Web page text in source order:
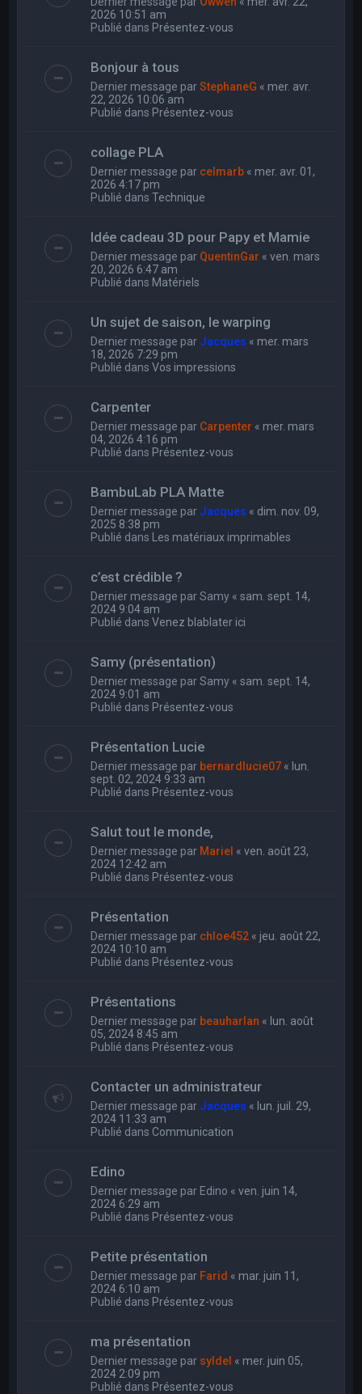
2026 10:51 am
Publié dans Présentez-vous
Bonjour à tous
Dernier message parStephaneG « mer. avr.
22, 2026 10:06 am
Publié dans Présentez-vous
collage PLA
Dernier message par celmarb « mer. avr. 01,
2026 4:17 pm
Publié dansTechnique
Idée cadeau 3D pour Papy et Mamie
Dernier message par QuentinGar «ven. mars
20, 2026 6:47 am
Publié dans Matériels
Un sujet de saison, le warping
Dernier message par Jacques « mer. mars
18, 2026 7:29 pm
Publié dansVos impressions
Carpenter
Dernier message par Carpenter « mer. mars
04, 2026 4:16 pm
Publié dans Présentez-vous
BambuLab PLA Matte
Dernier message par Jacques « dim. nov. 09,
2025 8:38 pm
Publié dans Les matériaux imprimables
c’est crédible ?
Dernier message parSamy «sam. sept. 14,
2024 9:04 am
Publié dansVenez blablater ici
Samy (présentation)
Dernier message parSamy «sam. sept. 14,
2024 9:01 am
Publié dans Présentez-vous
Présentation Lucie
Dernier message par bernardlucie07 « lun.
sept. 02, 2024 9:33 am
Publié dans Présentez-vous
Salut tout le monde,
Dernier message par Mariel «ven. août 23,
2024 12:42 am
Publié dans Présentez-vous
Présentation
Dernier message par chloe452 « jeu. août 22,
2024 10:10 am
Publié dans Présentez-vous
Présentations
Dernier message par beauharlan « lun. août
05, 2024 8:45 am
Publié dans Présentez-vous
Contacter un administrateur
Dernier message par Jacques « lun. juil. 29,
2024 11:33 am
Publié dans Communication
Edino
Dernier message par Edino «ven. juin 14,
2024 6:29 am
Publié dans Présentez-vous
Petite présentation
Dernier message par Farid « mar. juin 11,
2024 6:10 am
Publié dans Présentez-vous
ma présentation
Dernier message par syldel « mer. juin 05,
2024 2:09 pm
Publié dans Présentez-vous